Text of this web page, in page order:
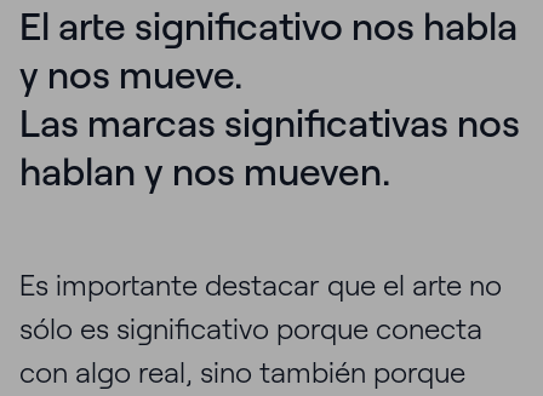
El arte significativo nos habla
y nos mueve.
Las marcas significativas nos
hablan y nos mueven.
Es importante destacar que el arte no
sólo es significativo porque conecta
con algo real, sino también porque